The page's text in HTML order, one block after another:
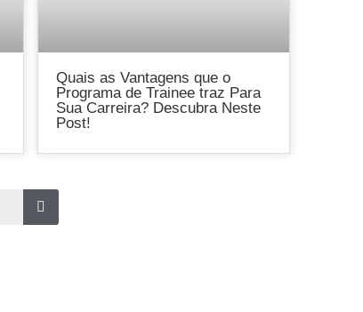
Quais as Vantagens que o
Programa de Trainee traz Para
Sua Carreira? Descubra Neste
Post!